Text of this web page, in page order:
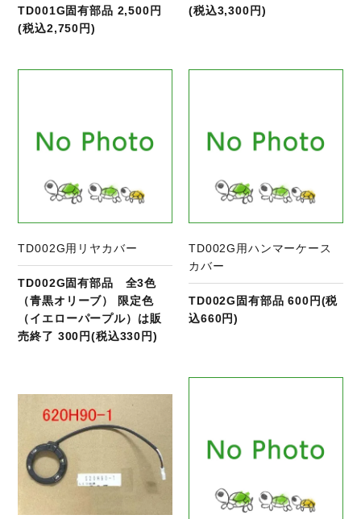
TD001G固有部品 2,500円
(税込2,750円)
(税込3,300円)
TD002G用リヤカバー
TD002G固有部品 全3色
（青黒オリーブ） 限定色
（イエローパープル）は販
売終了 300円(税込330円)
TD002G用ハンマーケース
カバー
TD002G固有部品 600円(税
込660円)